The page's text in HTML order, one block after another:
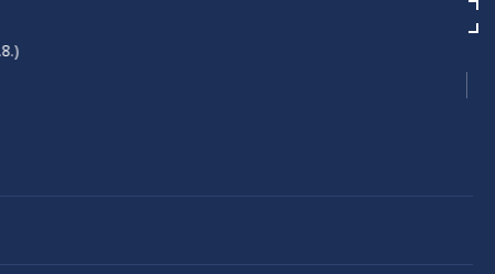
6.7. FAMILY ARÉNA tubing a horské káry každodenní provoz 15-